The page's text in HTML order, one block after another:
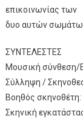
επικοινωνίας των
δυο αυτών
ΣΥΝΤΕΛΕΣΤΕΣ
Μουσική
Σύλληψη /
Βοηθός
Σκηνική